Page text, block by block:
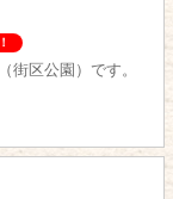
街区公園）です。